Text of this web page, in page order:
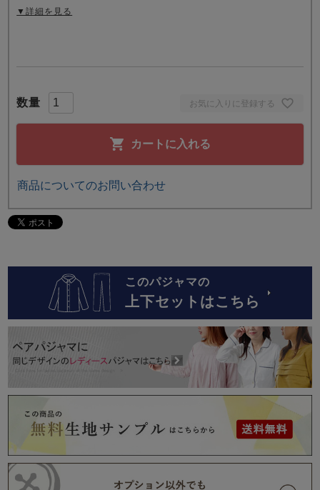
お気に入りに登録する
カートに入れる
▼詳細を見る
商品についてのお問い合わせ
このパジャマの
上下セットはこちら